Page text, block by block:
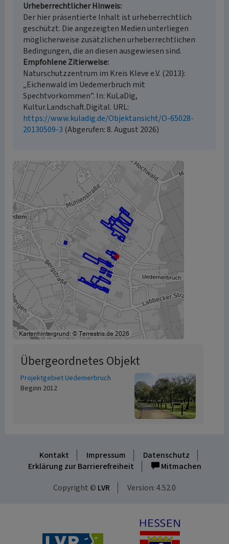
Urheberrechtlicher Hinweis
Der hier präsentierte Inhalt ist urheberrechtlich
geschützt. Die angezeigten Medien unterliegen
möglicherweise zusätzlichen urheberrechtlichen
Bedingungen, die an diesen ausgewiesen sind.
Empfohlene Zitierweise
Naturschutzzentrum im Kreis Kleve e.V. (2013):
„Eichenwald im Uedemerbruch mit
Spechtvorkommen”. In: KuLaDig,
Kultur.Landschaft.Digital. URL:
https://www.kuladig.de/Objektansicht/O-65028-
20130509-3 (Abgerufen: 8. August 2026)
Übergeordnetes Objekt
Projektgebiet Uedemerbruch
Beginn 2012
Kontakt Impressum
Datenschutz
Erklärung zur Barrierefreiheit
Mitmachen
Copyright © LVR Version: 4.52.0